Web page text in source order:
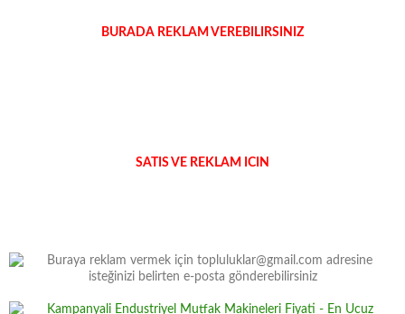
BURADA REKLAM VEREBILIRSINIZ
SATIS VE REKLAM ICIN